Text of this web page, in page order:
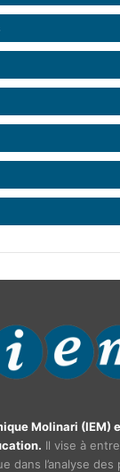
Molinari (IEM)
Il vise à
dans l’analyse